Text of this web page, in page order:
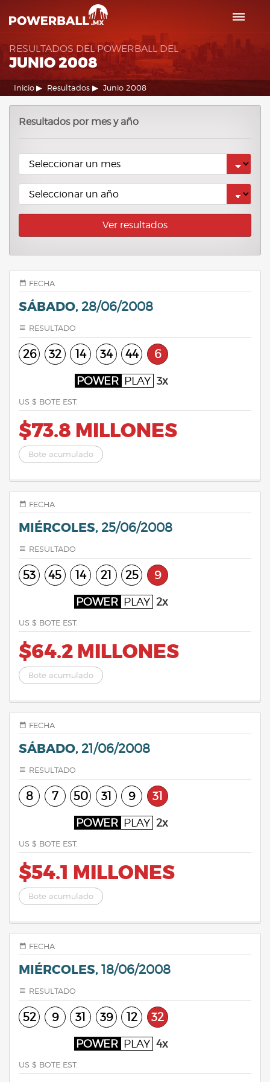
RESULTADOS DEL POWERBALL DEL
JUNIO 2008
Inicio Resultados Junio 2008
Resultados por mes y año
Ver resultados
FECHA
SÁBADO, 28/06/2008
RESULTADO
26 32 14 34 44 6
POWER PLAY 3x
US $ BOTE EST.
$73.8 MILLONES
Bote acumulado
FECHA
MIÉRCOLES, 25/06/2008
RESULTADO
53 45 14 21 25 9
POWER PLAY 2x
US $ BOTE EST.
$64.2 MILLONES
Bote acumulado
FECHA
SÁBADO, 21/06/2008
RESULTADO
8 7 50 31 9 31
POWER PLAY 2x
US $ BOTE EST.
$54.1 MILLONES
Bote acumulado
FECHA
MIÉRCOLES, 18/06/2008
RESULTADO
52 9 31 39 12 32
POWER PLAY 4x
US $ BOTE EST.